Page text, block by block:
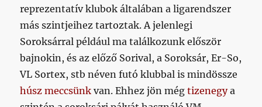
reprezentatív klubok általában a ligarendszer
más szintjeihez tartoztak. A jelenlegi
Soroksárral például ma találkozunk először
bajnokin, és az előző Sorival, a Soroksár, Er-So,
VL Sortex, stb néven futó klubbal is mindössze
húsz meccsünk van. Ehhez jön mégtizenegya